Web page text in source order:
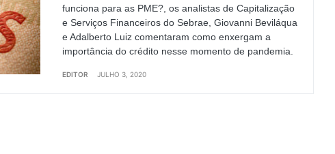
funciona para as PME?, os analistas de Capitalização
e Serviços Financeiros do Sebrae, Giovanni Beviláqua
e Adalberto Luiz comentaram como enxergam a
importância do crédito nesse momento de pandemia.
EDITOR JULHO 3, 2020